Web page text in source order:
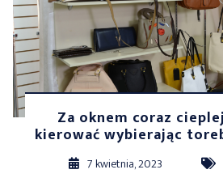
Za oknem coraz
kierować wybierając
7 kwietnia, 2023